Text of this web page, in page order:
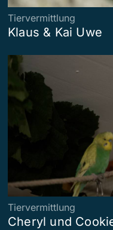
Tiervermittlung
Klaus & Kai Uwe
Tiervermittlung
Cheryl und